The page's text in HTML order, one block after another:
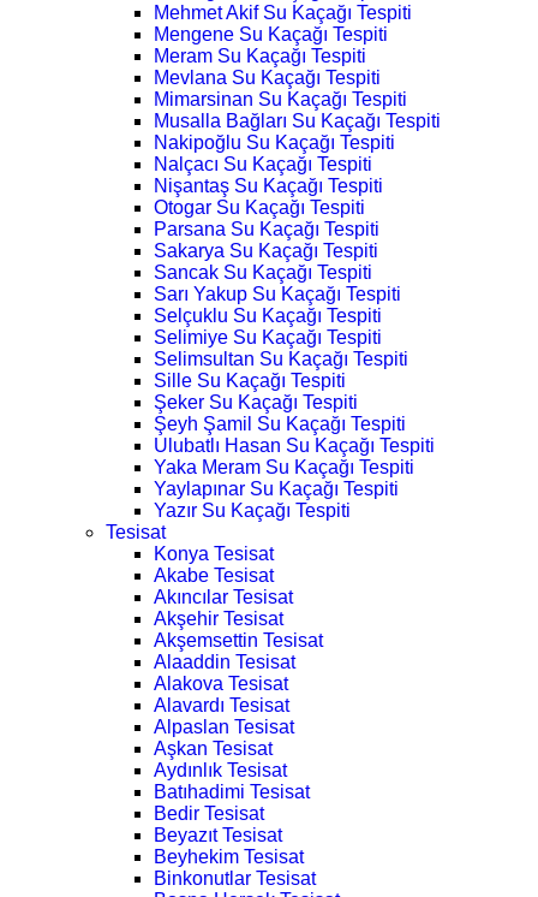
Mehmet Akif Su Kaçağı Tespiti
Mengene Su Kaçağı Tespiti
Meram Su Kaçağı Tespiti
Mevlana Su Kaçağı Tespiti
Mimarsinan Su Kaçağı Tespiti
Musalla Bağları Su Kaçağı Tespiti
Nakipoğlu Su Kaçağı Tespiti
Nalçacı Su Kaçağı Tespiti
Nişantaş Su Kaçağı Tespiti
Otogar Su Kaçağı Tespiti
Parsana Su Kaçağı Tespiti
Sakarya Su Kaçağı Tespiti
Sancak Su Kaçağı Tespiti
Sarı Yakup Su Kaçağı Tespiti
Selçuklu Su Kaçağı Tespiti
Selimiye Su Kaçağı Tespiti
Selimsultan Su Kaçağı Tespiti
Sille Su Kaçağı Tespiti
Şeker Su Kaçağı Tespiti
Şeyh Şamil Su Kaçağı Tespiti
Ulubatlı Hasan Su Kaçağı Tespiti
Yaka Meram Su Kaçağı Tespiti
Yaylapınar Su Kaçağı Tespiti
Yazır Su Kaçağı Tespiti
Tesisat
Konya Tesisat
Akabe Tesisat
Akıncılar Tesisat
Akşehir Tesisat
Akşemsettin Tesisat
Alaaddin Tesisat
Alakova Tesisat
Alavardı Tesisat
Alpaslan Tesisat
Aşkan Tesisat
Aydınlık Tesisat
Batıhadimi Tesisat
Bedir Tesisat
Beyazıt Tesisat
Beyhekim Tesisat
Binkonutlar Tesisat